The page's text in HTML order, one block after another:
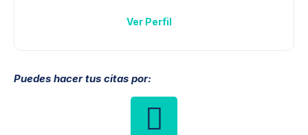
Ver Perfil
Puedes hacer tus citas por: